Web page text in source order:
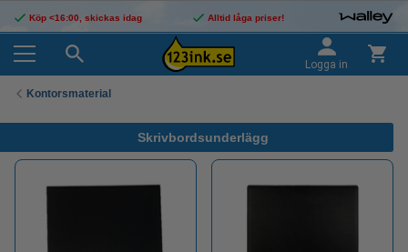
Köp <16:00, skickas idag Alltid låga priser!
Logga in
Kontorsmaterial
Skrivbordsunderlägg